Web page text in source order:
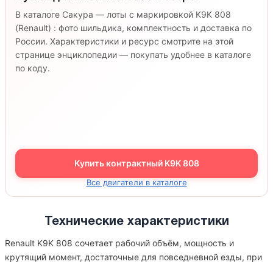
В каталоге Сакура — лоты с маркировкой K9K 808
(Renault) : фото шильдика, комплектность и доставка по
России. Характеристики и ресурс смотрите на этой
странице энциклопедии — покупать удобнее в каталоге
по коду.
Купить контрактный K9K 808
Все двигатели в каталоге
Технические характеристики
Renault K9K 808 сочетает рабочий объём, мощность и
крутящий момент, достаточные для повседневной езды, при